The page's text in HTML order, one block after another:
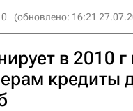
(обновлено: 16:21
в 2010 г
кредиты